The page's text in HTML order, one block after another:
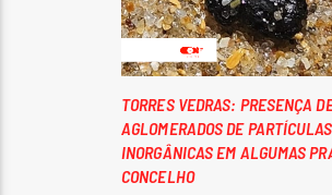
TORRES VEDRAS: PRESENÇA
AGLOMERADOS DE PARTÍCULAS
INORGÂNICAS EM ALGUMAS
CONCELHO